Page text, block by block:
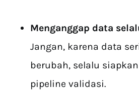
Menganggap data
Jangan, karena data
berubah, selalu
pipeline validasi.